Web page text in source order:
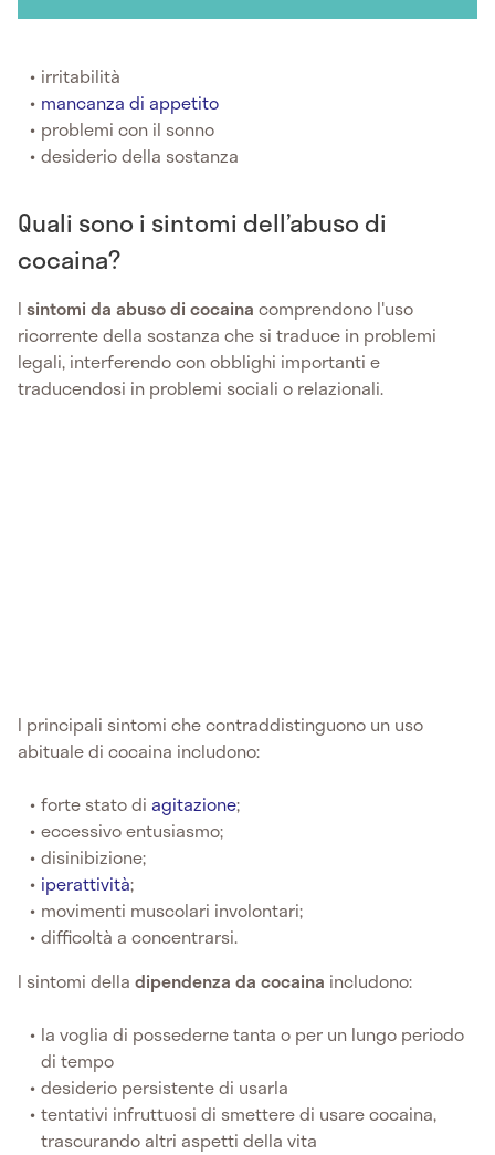
irritabilità
mancanza di appetito
problemi con il sonno
desiderio della sostanza
Quali sono i sintomi dell’abuso di
cocaina?
I sintomi da abuso di cocaina comprendono l'uso
ricorrente della sostanza che si traduce in problemi
legali, interferendo con obblighi importanti e
traducendosi in problemi sociali o relazionali.
I principali sintomi che contraddistinguono un uso
abituale di cocaina includono:
forte stato diagitazione;
eccessivo entusiasmo;
disinibizione;
iperattività;
movimenti muscolari involontari;
difficoltà a concentrarsi.
I sintomi della dipendenza da cocaina includono:
la voglia di possederne tanta o per un lungo periodo
di tempo
desiderio persistente di usarla
tentativi infruttuosi di smettere di usare cocaina,
trascurando altri aspetti della vita